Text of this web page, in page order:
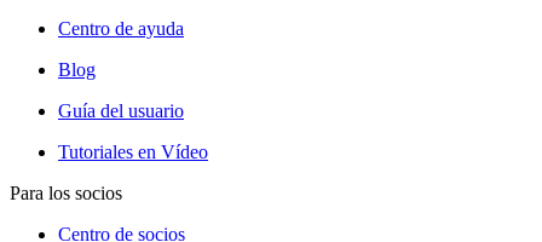
Centro de ayuda
Blog
Guía del usuario
Tutoriales en Vídeo
Para los socios
Centro de socios